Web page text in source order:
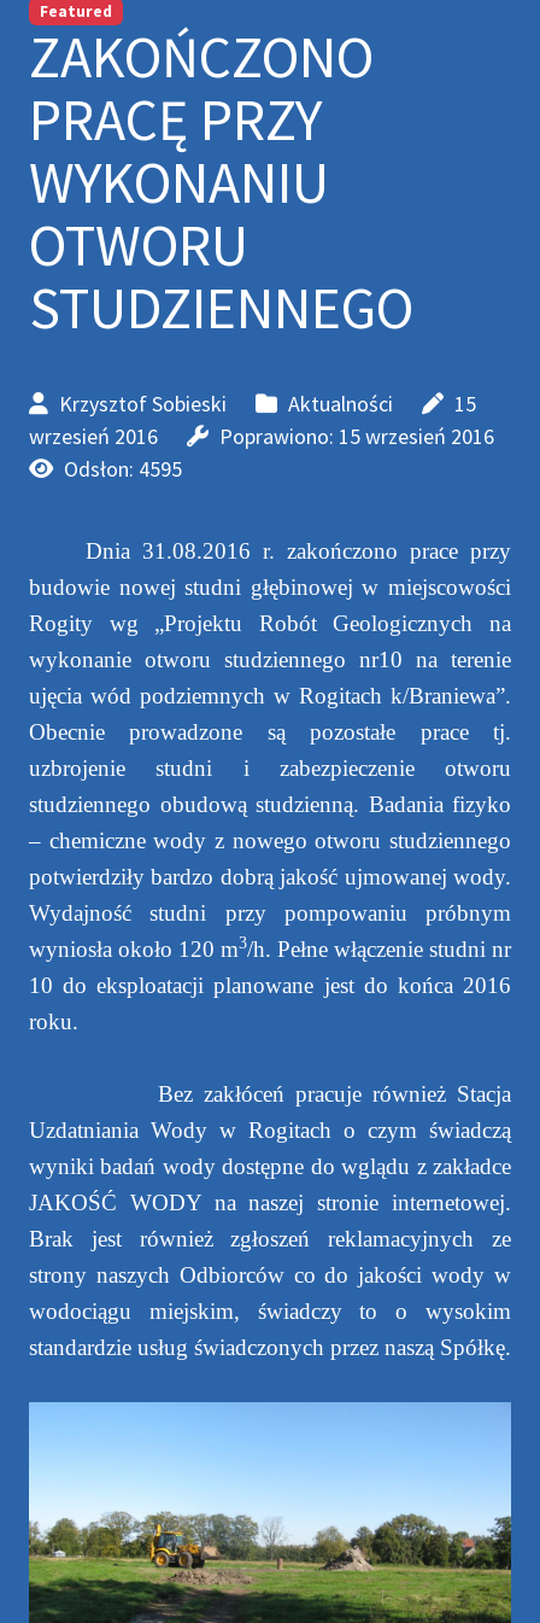
Featured
ZAKOŃCZONO
PRACĘ PRZY
WYKONANIU
OTWORU
STUDZIENNEGO
Krzysztof Sobieski Aktualności
15
wrzesień 2016
Poprawiono: 15 wrzesień 2016
Odsłon: 4595
Dnia 31.08.2016 r. zakończono prace przy
budowie nowej studni głębinowej w miejscowości
Rogity wg „Projektu Robót Geologicznych na
wykonanie otworu studziennego nr10 na terenie
ujęcia wód podziemnych w Rogitach k/Braniewa”.
Obecnie prowadzone są pozostałe prace tj.
uzbrojenie studni i zabezpieczenie otworu
studziennego obudową studzienną. Badania fizyko
– chemiczne wody z nowego otworu studziennego
potwierdziły bardzo dobrą jakość ujmowanej wody.
Wydajność studni przy pompowaniu próbnym
wyniosła około 120 m3/h. Pełne włączenie studni nr
10 do eksploatacji planowane jest do końca 2016
roku.
Bez zakłóceń pracuje również Stacja
Uzdatniania Wody w Rogitach o czym świadczą
wyniki badań wody dostępne do wglądu z zakładce
JAKOŚĆ WODY na naszej stronie internetowej.
Brak jest również zgłoszeń reklamacyjnych ze
strony naszych Odbiorców co do jakości wody w
wodociągu miejskim, świadczy to o wysokim
standardzie usług świadczonych przez naszą Spółkę.